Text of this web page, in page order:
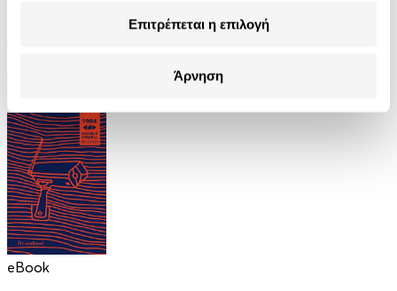
Επιτρέπεται η επιλογή
Άρνηση
11.99€
eBook